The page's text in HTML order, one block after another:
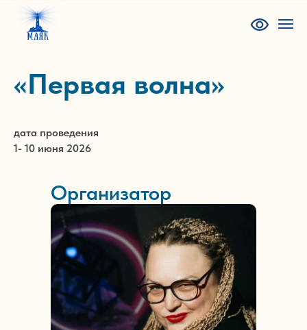
«Первая волна»
дата проведения
1- 10 июня 2026
Организатор